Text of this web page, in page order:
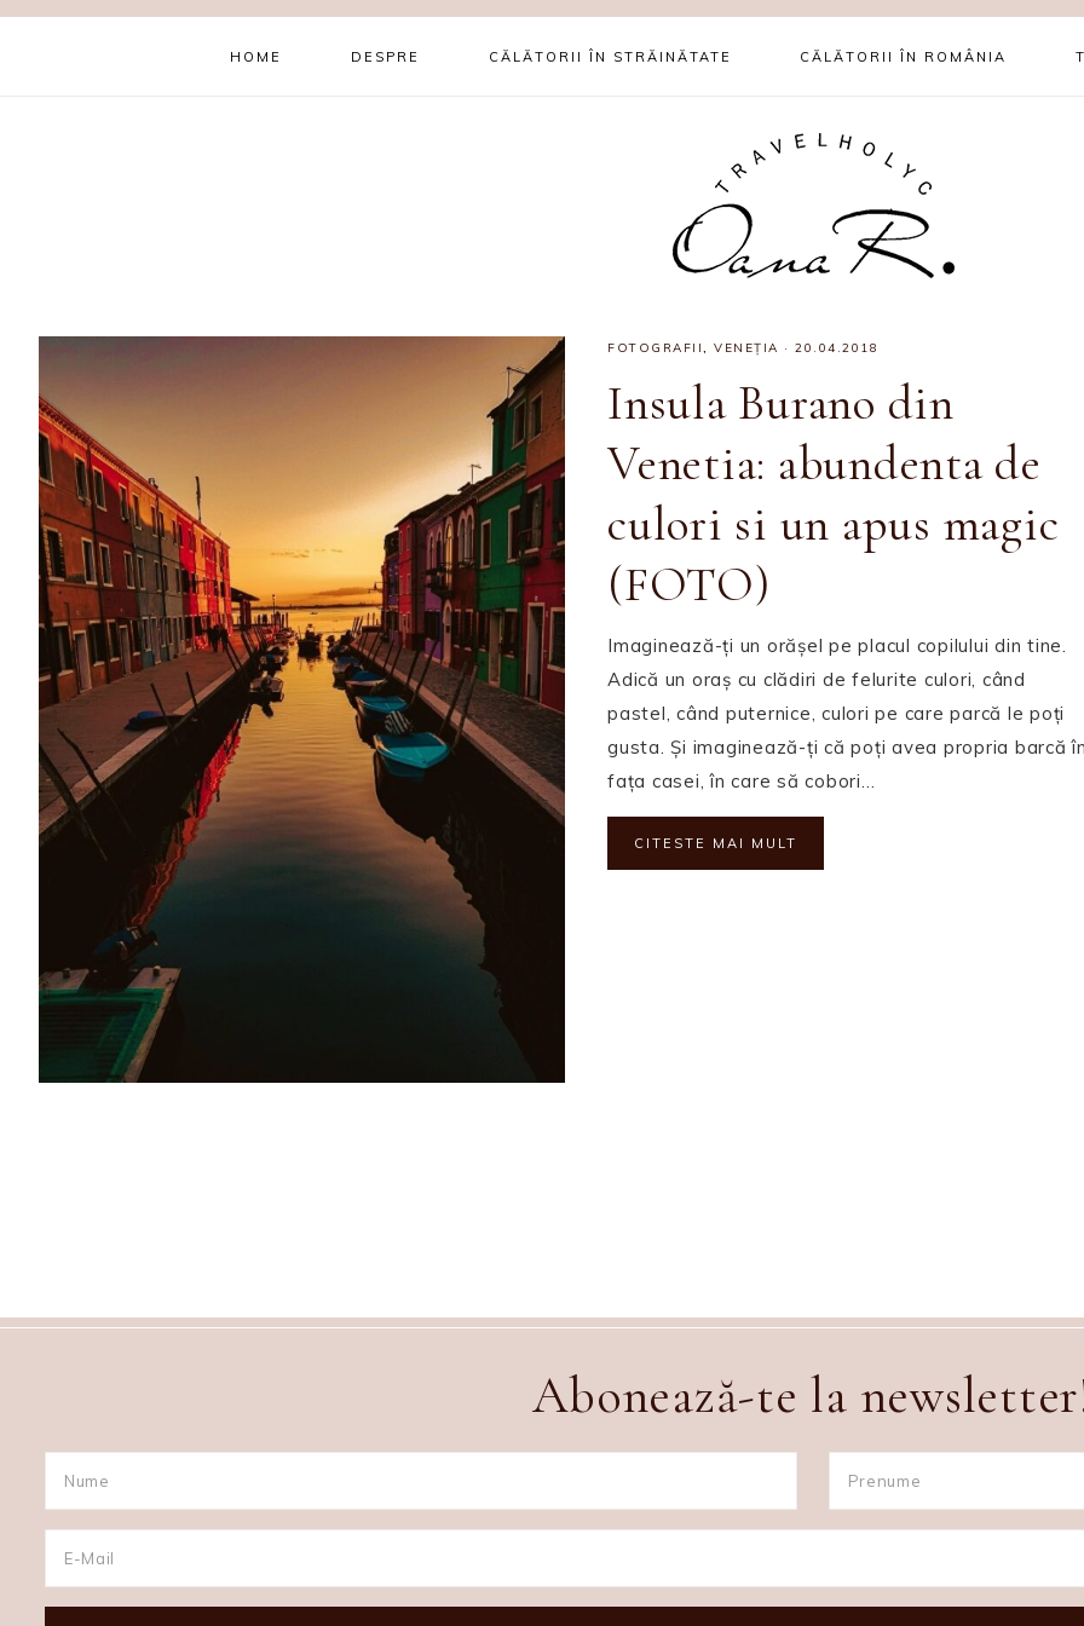
HOME DESPRE CĂLĂTORII ÎN STRĂINĂTATE CĂLĂTORII ÎN ROMÂNIA
FOTOGRAFII, VENEȚIA · 20.04.2018
Insula Burano din
Venetia: abundenta de
culori si un apus magic
(FOTO)
Imaginează-ți un orășel pe placul copilului din tine.
Adică un oraș cu clădiri de felurite culori, când
pastel, când puternice, culori pe care parcă le poți
gusta. Și imaginează-ți că poți avea propria barcă
fața casei, în care să cobori…
CITESTE MAI MULT
Abonează-te la